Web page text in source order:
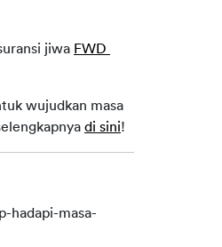
jiwa FWD
wujudkan masa
di sini!
hadapi-masa-